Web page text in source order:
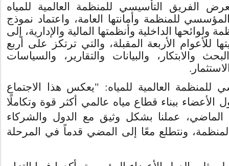
الفريق التأسيسي للمنظمة العالمية للمياه
للمنظمة وأمانتها العامة، واعتماد نموذج
ولوائحها الداخلية وأنظمتها المالية والإدارية، إلى
للأعوام الأربعة المقبلة، والتي ترتكز على أربع
والابتكار، والبيانات والتقارير، والسياسات
للمنظمة العالمية للمياه: "يعكس هذا الاجتماع
الأعضاء ببناء قطاع مياه عالمي أكثر قوة وتكاملًا
الماضي، عملنا بشكل وثيق مع الدول والشركاء
ونتطلع معًا إلى المضي قدماً في المرحلة